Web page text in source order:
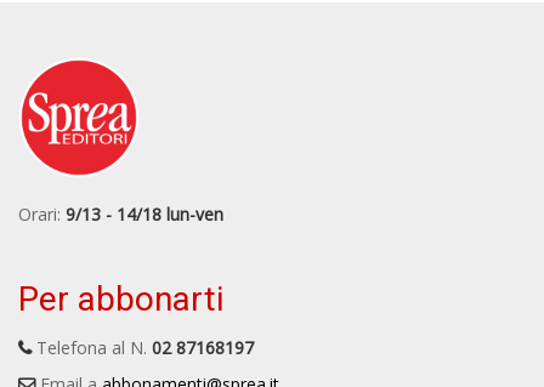
Orari: 9/13 - 14/18 lun-ven
Per abbonarti
Telefona al N. 02 87168197